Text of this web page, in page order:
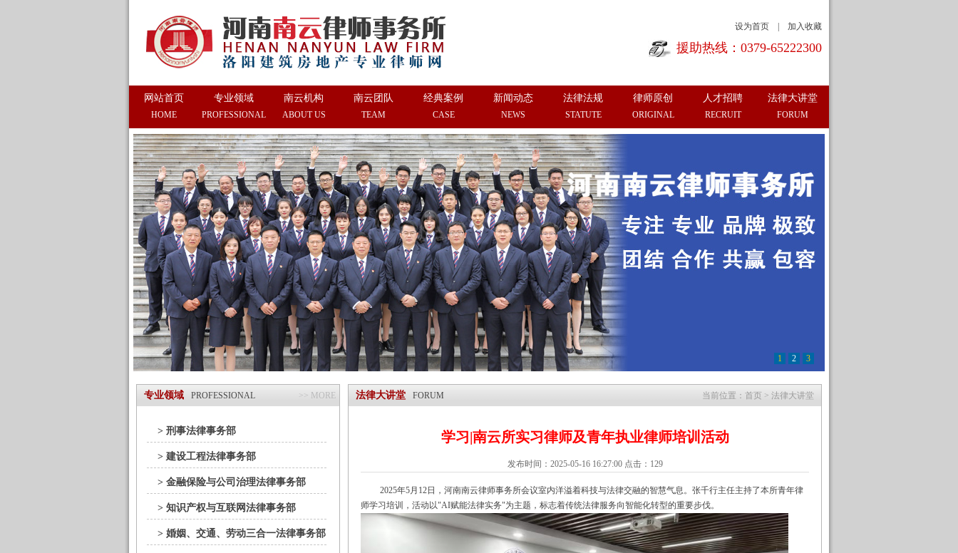
设为首页 加入收藏
援助热线：0379-65222300
网站首页
HOME
专业领域
PROFESSIONAL
南云机构
ABOUT US
南云团队
TEAM
经典案例
CASE
新闻动态
NEWS
法律法规
STATUTE
律师原创
ORIGINAL
人才招聘
RECRUIT
法律大讲堂
FORUM
1 2 3
专业领域 PROFESSIONAL >> MORE
> 刑事法律事务部
> 建设工程法律事务部
> 金融保险与公司治理法律事务部
> 知识产权与互联网法律事务部
> 婚姻、交通、劳动三合一法律事务部
法律大讲堂 FORUM 当前位置： 首页 > 法律大讲堂
学习|南云所实习律师及青年执业律师培训活动
发布时间：2025-05-16 16:27:00 点击： 129
2025年5月 12日，河南南云律师事务所会议室内洋溢着科技与法律交融的智慧气息。张千行主任主持了本所青年律
师学习培训，活动以"AI赋能法律实务"为主题，标志着传统法律服务向智能化转型的重要步伐。